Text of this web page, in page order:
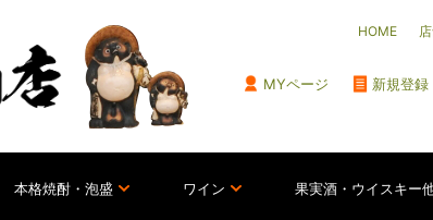
HOME
MYページ 新規登録
本格焼酎・泡盛 ワイン 果実酒・ウイスキー